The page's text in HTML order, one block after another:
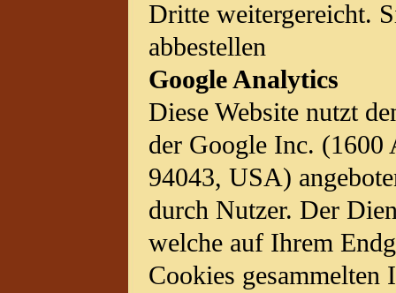
Dritte weitergereicht.
abbestellen
Google Analytics
Diese Website nutzt
der Google Inc.
94043, USA)
durch Nutzer. Der
welche auf Ihrem
Cookies